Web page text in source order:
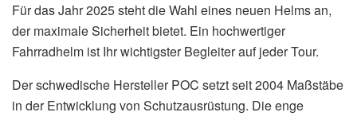
Für das Jahr 2025 steht die Wahl eines neuen Helms an,
der maximale Sicherheit bietet. Ein hochwertiger
Fahrradhelm ist Ihr wichtigster Begleiter auf jeder Tour.
Der schwedische Hersteller POC setzt seit 2004 Maßstäbe
in der Entwicklung von Schutzausrüstung. Die enge